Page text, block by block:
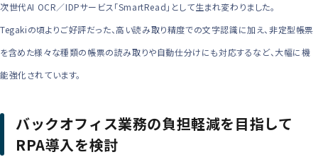
次世代AI OCR／IDPサービス「SmartRead」として生まれ変わりました。
Tegakiの頃よりご好評だった、高い読み取り精度での文字認識に加え、非定型帳票
を含めた様々な種類の帳票の読み取りや自動仕分けにも対応するなど、大幅に機
能強化されています。
バックオフィス業務の負担軽減を目指して
RPA導入を検討